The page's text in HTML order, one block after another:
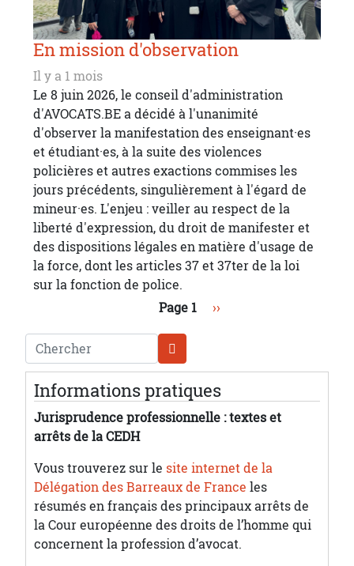
En mission d'observation
Il y a 1 mois
Le 8 juin 2026, le conseil d'administration
d'AVOCATS.BE a décidé à l'unanimité
d'observer la manifestation des enseignant·es
et étudiant·es, à la suite des violences
policières et autres exactions commises les
jours précédents, singulièrement à l'égard de
mineur·es. L'enjeu : veiller au respect de la
liberté d'expression, du droit de manifester et
des dispositions légales en matière d'usage de
la force, dont les articles 37 et 37ter de la loi
sur la fonction de police.
Page 1 Page suivante
››
Chercher
Informations pratiques
Jurisprudence professionnelle : textes et
arrêts de la CEDH
Vous trouverez sur le site internet de la
Délégation des Barreaux de France les
résumés en français des principaux arrêts de
la Cour européenne des droits de l’homme qui
concernent la profession d’avocat.